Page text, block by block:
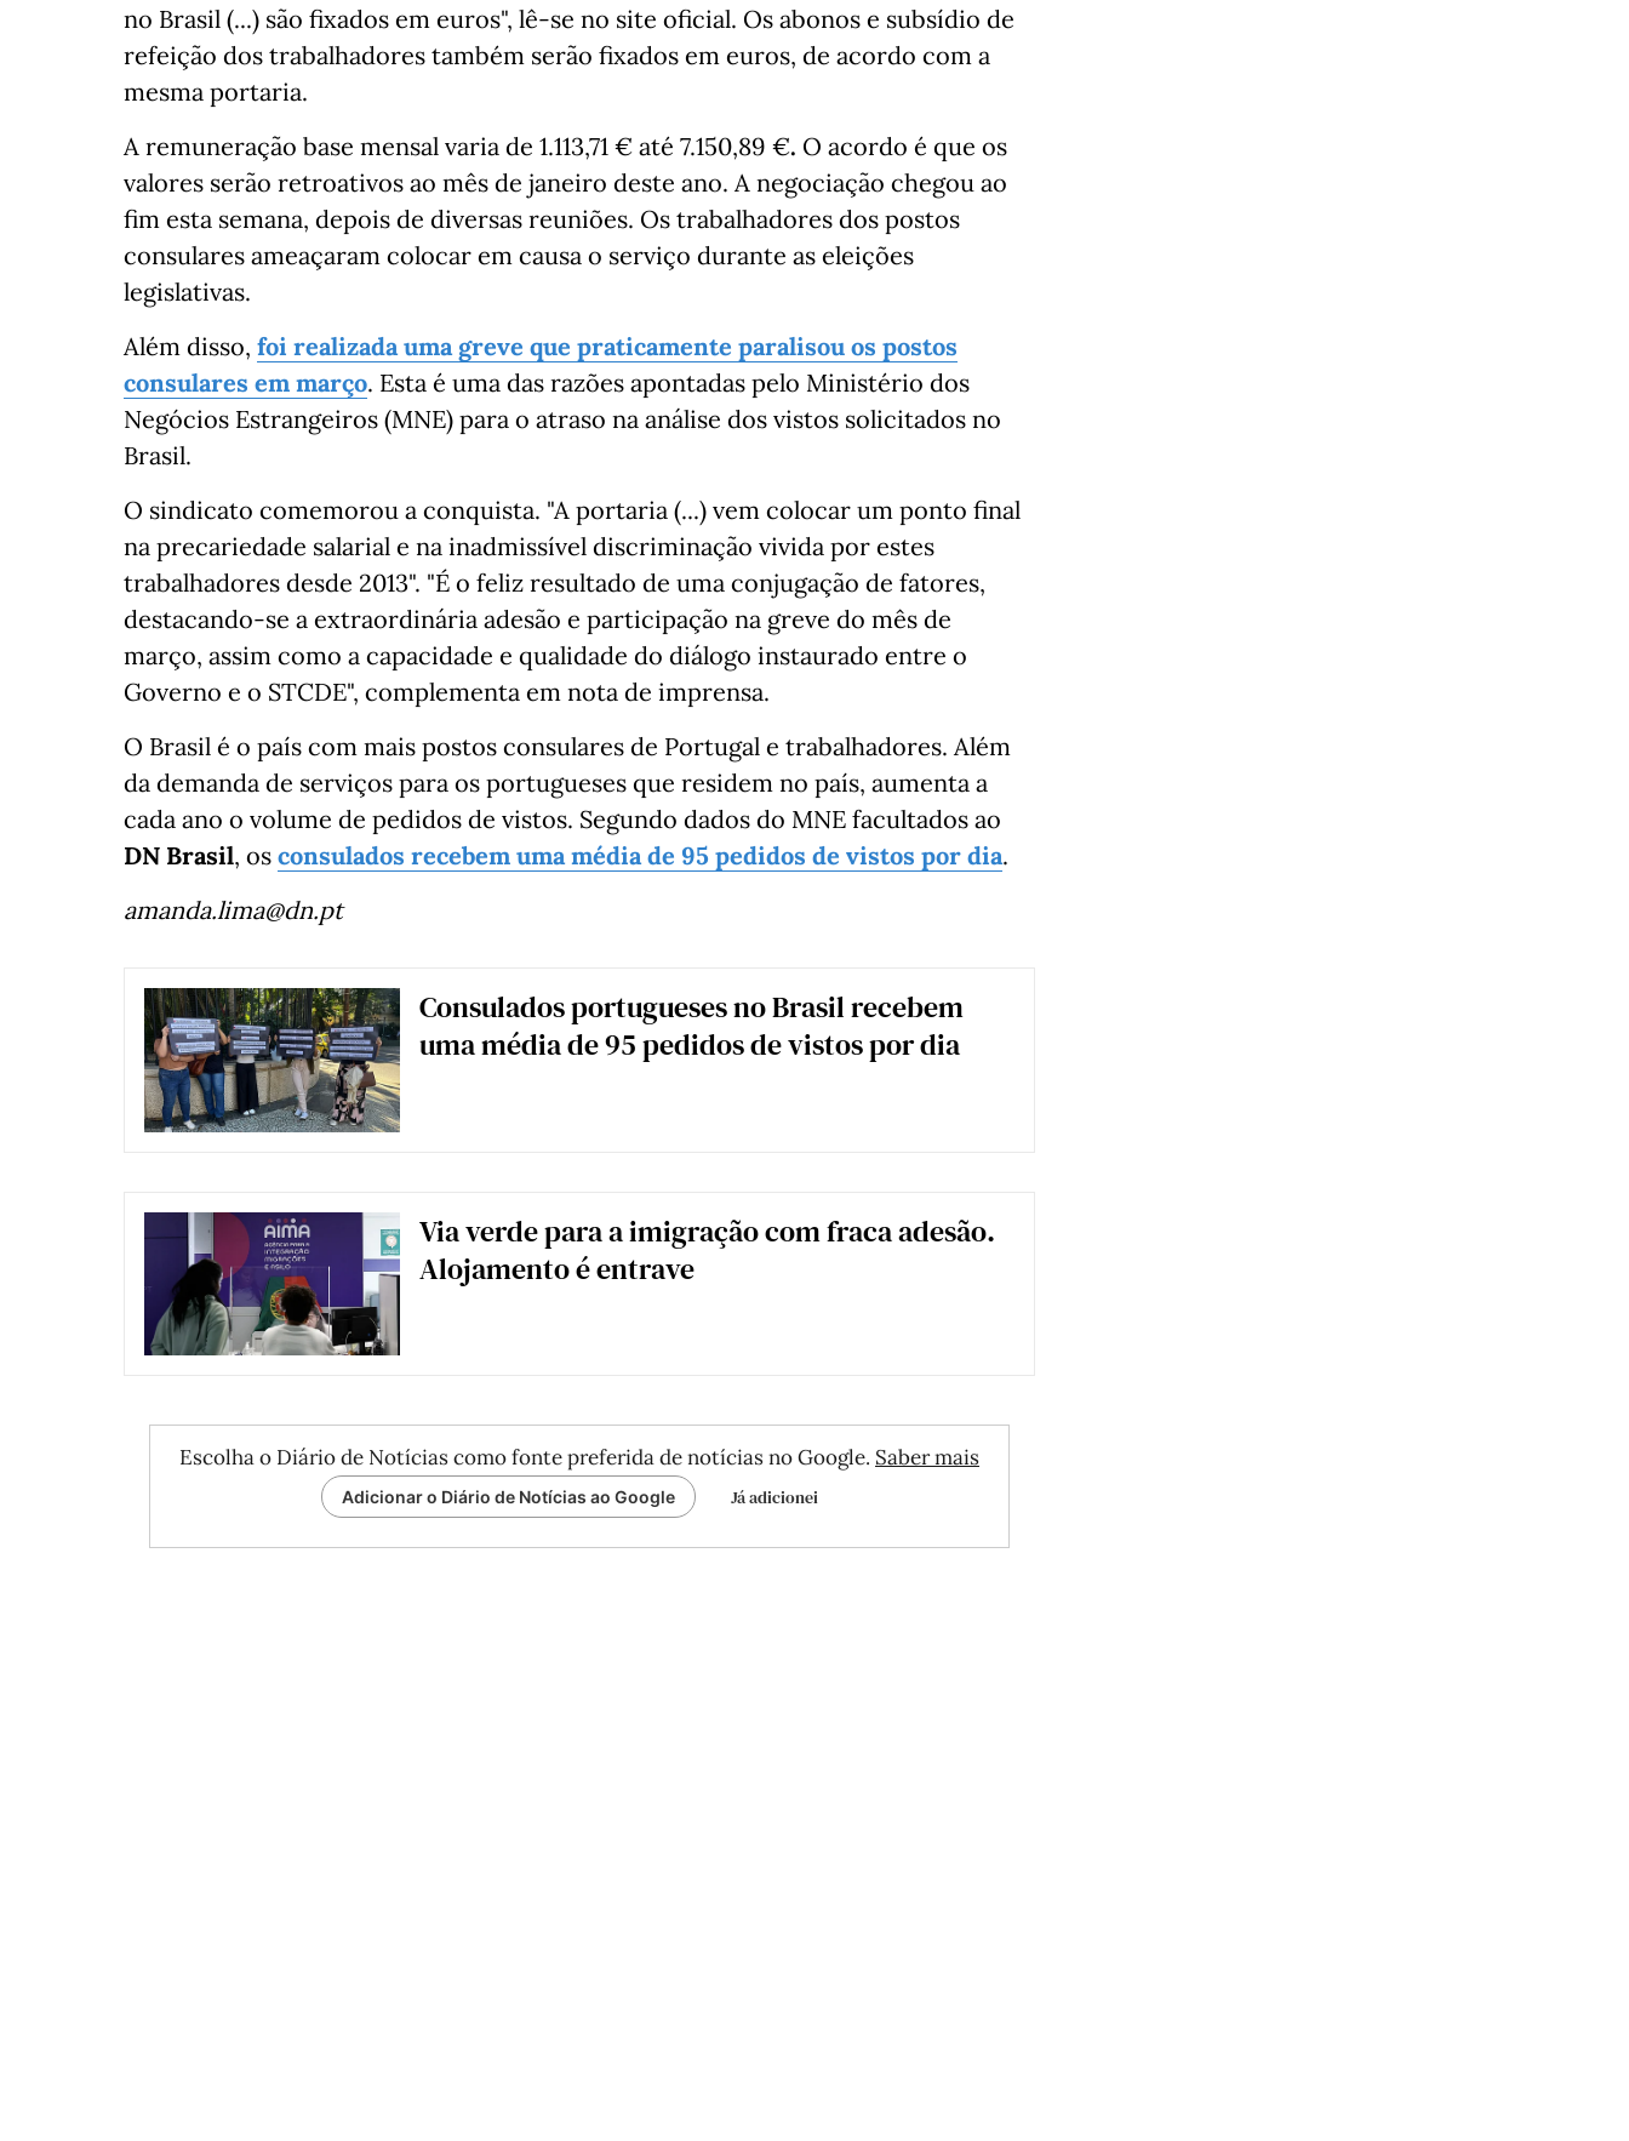
no Brasil (...) são fixados em euros", lê-se no site oficial. Os abonos e subsídio de
refeição dos trabalhadores também serão fixados em euros, de acordo com a
mesma portaria.
A remuneração base mensal varia de 1.113,71 € até 7.150,89 €. O acordo é que os
valores serão retroativos ao mês de janeiro deste ano. A negociação chegou ao
fim esta semana, depois de diversas reuniões. Os trabalhadores dos postos
consulares ameaçaram colocar em causa o serviço durante as eleições
legislativas.
Além disso, foi realizada uma greve que praticamente paralisou os postos
consulares em março. Esta é uma das razões apontadas pelo Ministério dos
Negócios Estrangeiros (MNE) para o atraso na análise dos vistos solicitados no
Brasil.
O sindicato comemorou a conquista. "A portaria (...) vem colocar um ponto final
na precariedade salarial e na inadmissível discriminação vivida por estes
trabalhadores desde 2013". "É o feliz resultado de uma conjugação de fatores,
destacando-se a extraordinária adesão e participação na greve do mês de
março, assim como a capacidade e qualidade do diálogo instaurado entre o
Governo e o STCDE", complementa em nota de imprensa.
O Brasil é o país com mais postos consulares de Portugal e trabalhadores. Além
da demanda de serviços para os portugueses que residem no país, aumenta a
cada ano o volume de pedidos de vistos. Segundo dados do MNE facultados ao
DN Brasil, os consulados recebem uma média de 95 pedidos de vistos por dia.
amanda.lima@dn.pt
Consulados portugueses no Brasil recebem
uma média de 95 pedidos de vistos por dia
Via verde para a imigração com fraca adesão.
Alojamento é entrave
Escolha o Diário de Notícias como fonte preferida de notícias no Google. Saber mais
Adicionar o Diário de Notícias ao Google Já adicionei